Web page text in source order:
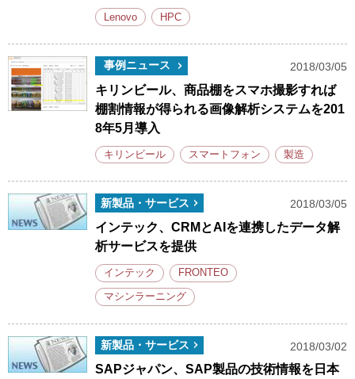
Lenovo HPC
事例ニュース 2018/03/05
キリンビール、商品棚をスマホ撮影すれば
棚割情報が得られる画像解析システムを201
8年5月導入
キリンビール スマートフォン 製造
新製品・サービス 2018/03/05
インテック、CRMとAIを連携したデータ解
析サービスを提供
インテック FRONTEO
マシンラーニング
新製品・サービス 2018/03/02
SAPジャパン、SAP製品の技術情報を日本